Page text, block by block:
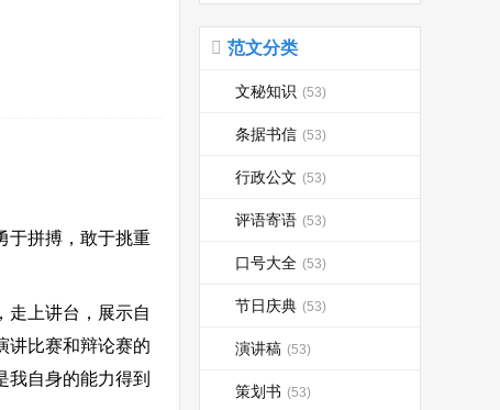
拼搏，敢于挑重
上讲台，展示自
讲比赛和辩论赛的
自身的能力得到
范文分类
文秘知识 (53)
条据书信 (53)
行政公文 (53)
评语寄语 (53)
口号大全 (53)
节日庆典 (53)
演讲稿 (53)
策划书 (53)